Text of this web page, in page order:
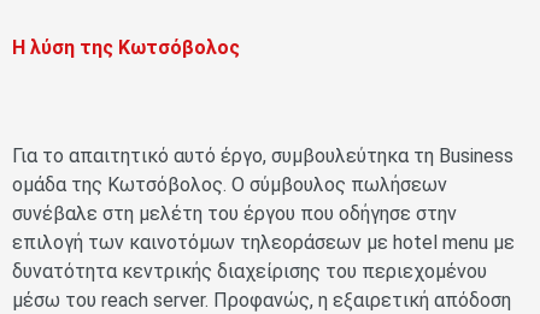
Η λύση της Κωτσόβολος
Για το απαιτητικό αυτό έργο, συμβουλεύτηκα τη Business
ομάδα της Κωτσόβολος. Ο σύμβουλος πωλήσεων
συνέβαλε στη μελέτη του έργου που οδήγησε στην
επιλογή των καινοτόμων τηλεοράσεων με hotel menu με
δυνατότητα κεντρικής διαχείρισης του περιεχομένου
μέσω του reach server. Προφανώς, η εξαιρετική απόδοση